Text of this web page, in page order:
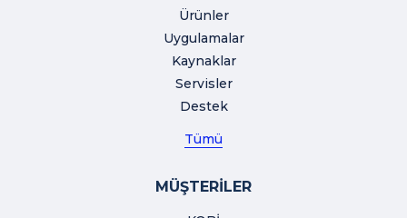
Ürünler
Uygulamalar
Kaynaklar
Servisler
Destek
Tümü
MÜŞTERİLER